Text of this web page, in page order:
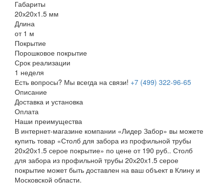
Габариты
20х20х1.5 мм
Длина
от 1 м
Покрытие
Порошковое покрытие
Срок реализации
1 неделя
Есть вопросы? Мы всегда на связи! +7 (499) 322-96-65
Описание
Доставка и установка
Оплата
Наши преимущества
В интернет-магазине компании «Лидер Забор» вы можете
купить товар «Столб для забора из профильной трубы
20х20х1.5 серое покрытие» по цене от 190 руб.. Столб
для забора из профильной трубы 20х20х1.5 серое
покрытие может быть доставлен на ваш объект в Клину и
Московской области.